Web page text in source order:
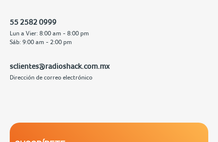
55 2582 0999
Lun a Vier: 8:00 am - 8:00 pm
Sáb: 9:00 am - 2:00 pm
sclientes@radioshack.com.mx
Dirección de correo electrónico